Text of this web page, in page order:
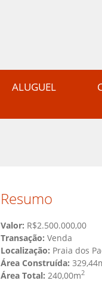
ALUGUEL
Resumo
Valor: R$2.500.000,00
Transação: Venda
Localização: Praia dos
Área Construída:
Área Total: 240,00m2